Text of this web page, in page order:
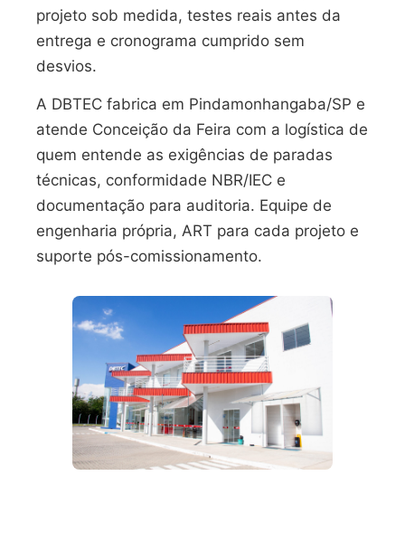
projeto sob medida, testes reais antes da
entrega e cronograma cumprido sem
desvios.
A DBTEC fabrica em Pindamonhangaba/SP e
atende Conceição da Feira com a logística de
quem entende as exigências de paradas
técnicas, conformidade NBR/IEC e
documentação para auditoria. Equipe de
engenharia própria, ART para cada projeto e
suporte pós-comissionamento.